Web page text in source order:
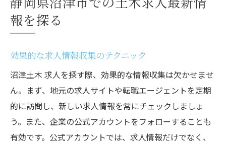
報を探る
効果的な求人情報収集のテクニック
沼津土木 求人を探す際、効果的な情報収集は欠かせませ
ん。まず、地元の求人サイトや転職エージェントを定期
的に訪問し、新しい求人情報を常にチェックしましょ
う。また、企業の公式アカウントをフォローすることも
有効です。公式アカウントでは、求人情報だけでなく、